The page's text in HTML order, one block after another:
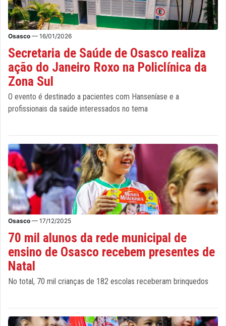
Osasco — 16/01/2026
Secretaria de Saúde de Osasco realiza
ação do Janeiro Roxo na Policlínica da
Zona Sul
O evento é destinado a pacientes com Hanseníase e a
profissionais da saúde interessados no tema
Osasco — 17/12/2025
70 mil alunos da rede municipal de
ensino de Osasco recebem presentes de
Natal
No total, 70 mil crianças de 182 escolas receberam brinquedos